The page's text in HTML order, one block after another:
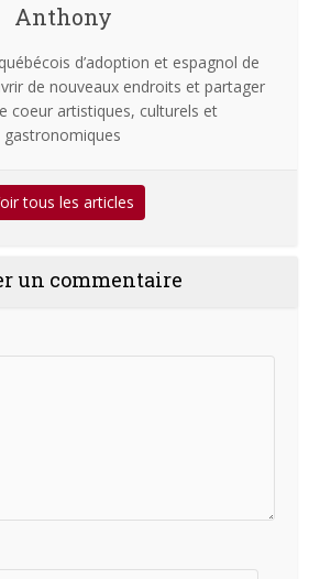
Anthony
d’adoption et espagnol de
de nouveaux endroits et partager
coeur artistiques, culturels et
gastronomiques
tous les articles
un commentaire